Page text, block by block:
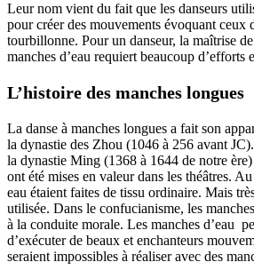
Leur nom vient du fait que les danseurs
pour créer des mouvements évoquant ceux
tourbillonne. Pour un danseur, la maîtrise
manches d’eau requiert beaucoup d’efforts
L’histoire des manches longues
La danse à manches longues a fait son
la dynastie des Zhou (1046 à 256 avant
la dynastie Ming (1368 à 1644 de notre ère)
ont été mises en valeur dans les théâtres.
eau étaient faites de tissu ordinaire. Mais
utilisée. Dans le confucianisme, les
à la conduite morale. Les manches d’eau
d’exécuter de beaux et enchanteurs
seraient impossibles à réaliser avec des